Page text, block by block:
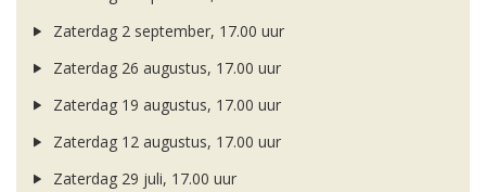
Zaterdag 2 september, 17.00 uur
Zaterdag 26 augustus, 17.00 uur
Zaterdag 19 augustus, 17.00 uur
Zaterdag 12 augustus, 17.00 uur
Zaterdag 29 juli, 17.00 uur